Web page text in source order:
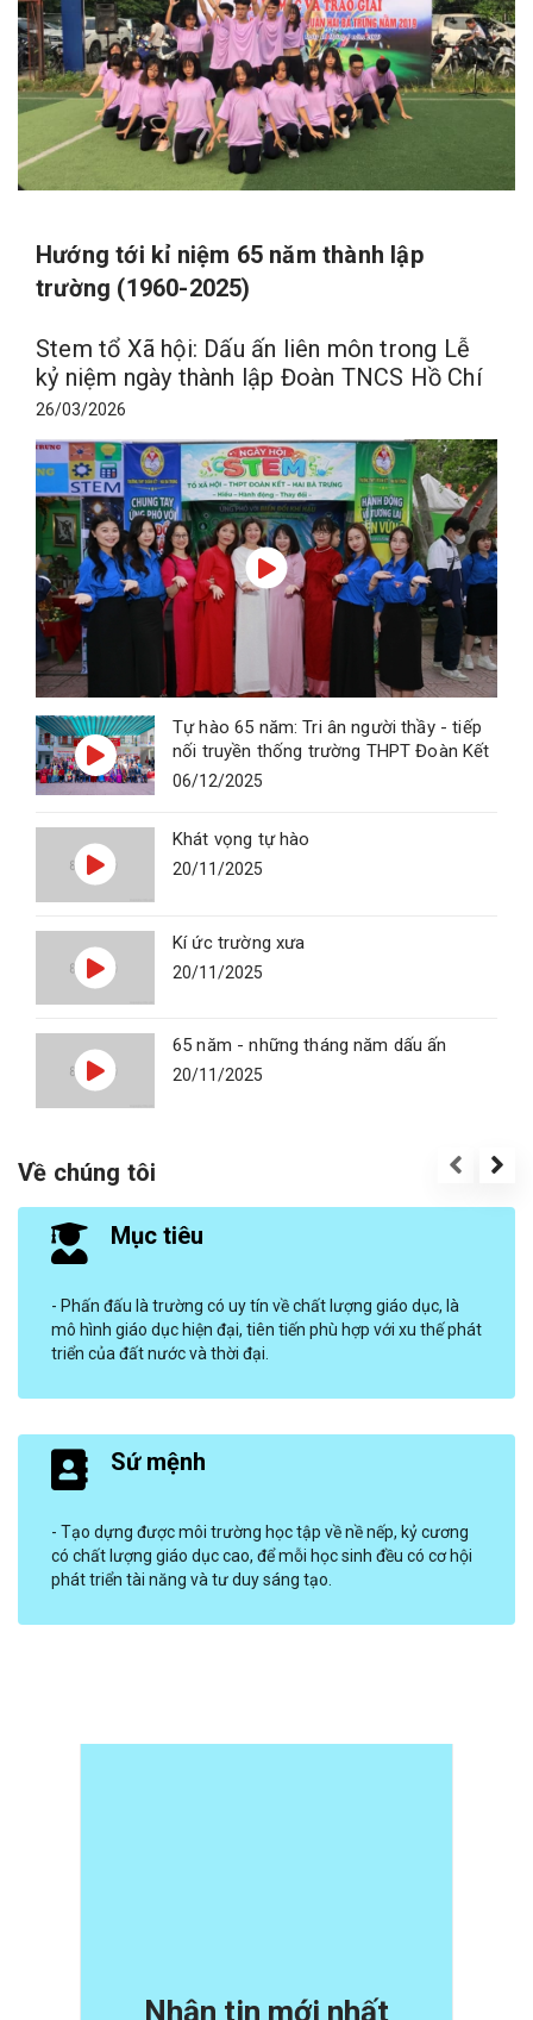
Hướng tới kỉ niệm 65 năm thành lập
trường (1960-2025)
Stem tổ Xã hội: Dấu ấn liên môn trong Lễ
kỷ niệm ngày thành lập Đoàn TNCS Hồ Chí
Minh
26/03/2026
Tự hào 65 năm: Tri ân người thầy - tiếp
nối truyền thống trường THPT Đoàn Kết
- Hai Bà Trưng
06/12/2025
Khát vọng tự hào
20/11/2025
Kí ức trường xưa
20/11/2025
65 năm - những tháng năm dấu ấn
20/11/2025
65 năm một hành trình – Từ truyền
Bà Trưng
18/11/2025
cựu học sinh và thầy cô tài hoa của
16/11/2025
nhớ
Về chúng tôi
Mục tiêu
- Phấn đấu là trường có uy tín về chất lượng giáo dục, là
mô hình giáo dục hiện đại, tiên tiến phù hợp với xu thế phát
triển của đất nước và thời đại.
Sứ mệnh
- Tạo dựng được môi trường học tập về nề nếp, kỷ cương
có chất lượng giáo dục cao, để mỗi học sinh đều có cơ hội
phát triển tài năng và tư duy sáng tạo.
Nhận tin mới nhất